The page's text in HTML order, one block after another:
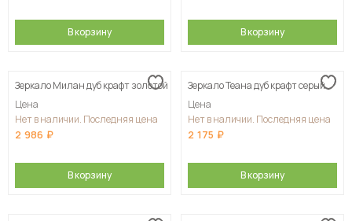
В корзину В корзину
Зеркало Милан дуб крафт золотой
Цена
Нет в наличии. Последняя цена
2 986
В корзину
Зеркало Теана дуб крафт серый
Цена
Нет в наличии. Последняя цена
2 175
В корзину